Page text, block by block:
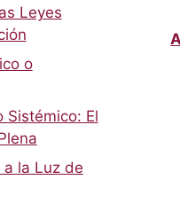
Leyes
o
Sistémico: El
la Luz de